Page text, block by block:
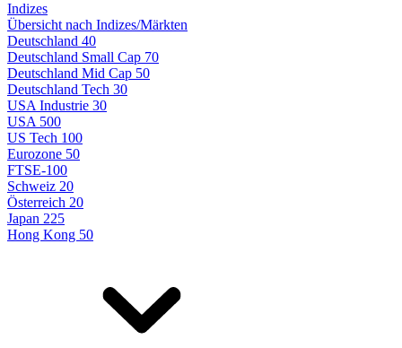
Indizes
Übersicht nach Indizes/Märkten
Deutschland 40
Deutschland Small Cap 70
Deutschland Mid Cap 50
Deutschland Tech 30
USA Industrie 30
USA 500
US Tech 100
Eurozone 50
FTSE-100
Schweiz 20
Österreich 20
Japan 225
Hong Kong 50